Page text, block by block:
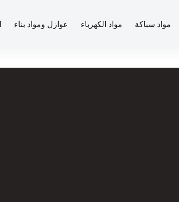
عوازل ومواد بناء مواد الكهرباء مواد سباكة